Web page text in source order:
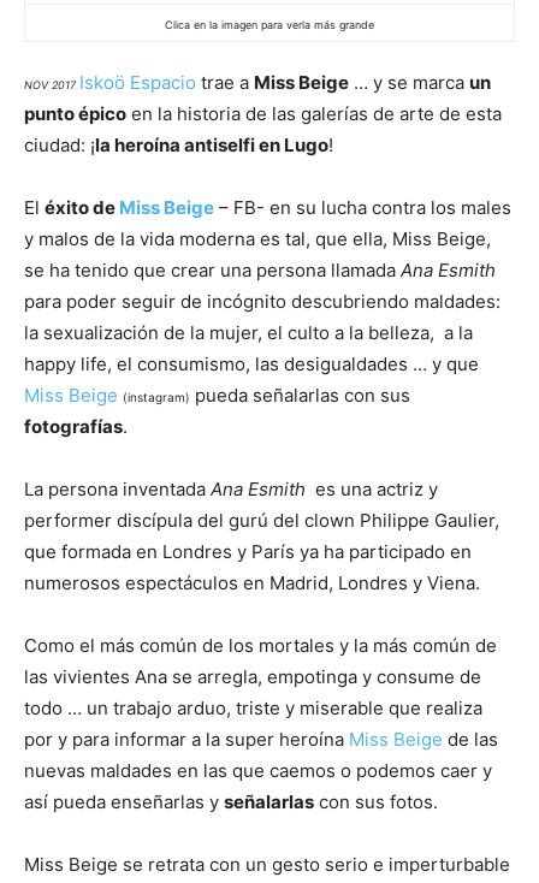
Clica en la imagen para verla más grande
NOV 2017 Iskoö Espacio trae a Miss Beige … y se marca un
punto épico en la historia de las galerías de arte de esta
ciudad: ¡la heroína antiselfi en Lugo!
El éxito de Miss Beige – FB- en su lucha contra los males
y malos de la vida moderna es tal, que ella, Miss Beige,
se ha tenido que crear una persona llamada Ana Esmith
para poder seguir de incógnito descubriendo maldades:
la sexualización de la mujer, el culto a la belleza, a la
happy life, el consumismo, las desigualdades … y que
Miss Beige (instagram) pueda señalarlas con sus
fotografías.
La persona inventada Ana Esmith es una actriz y
performer discípula del gurú del clown Philippe Gaulier,
que formada en Londres y París ya ha participado en
numerosos espectáculos en Madrid, Londres y Viena.
Como el más común de los mortales y la más común de
las vivientes Ana se arregla, empotinga y consume de
todo … un trabajo arduo, triste y miserable que realiza
por y para informar a la super heroína Miss Beige de las
nuevas maldades en las que caemos o podemos caer y
así pueda enseñarlas y señalarlas con sus fotos.
Miss Beige se retrata con un gesto serio e imperturbable